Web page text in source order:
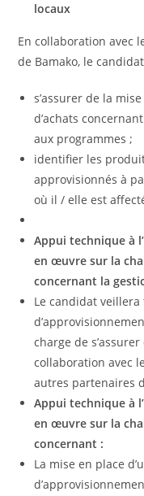
locaux
En collaboration avec
de Bamako, le
s’assurer de la
d’achats
aux programmes ;
identifier les
approvisionnés à
où il / elle est
Appui technique à
en œuvre sur la
concernant la
Le candidat
charge de
collaboration avec
autres partenaires
Appui technique à
en œuvre sur la
concernant :
La mise en place